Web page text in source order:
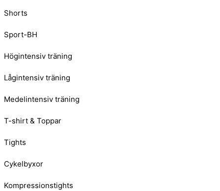
Shorts
Sport-BH
Högintensiv träning
Lågintensiv träning
Medelintensiv träning
T-shirt & Toppar
Tights
Cykelbyxor
Kompressionstights